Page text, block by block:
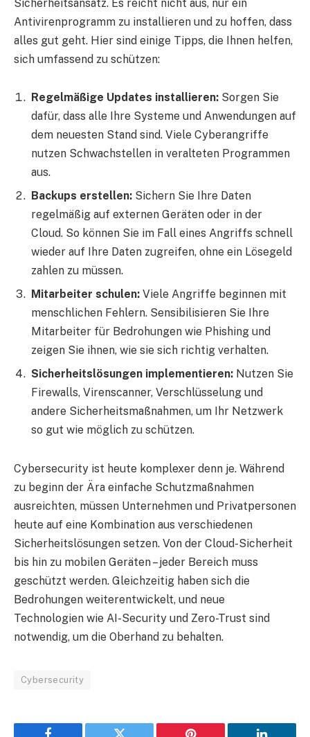
Sicherheitsansatz. Es reicht nicht aus, nur ein
Antivirenprogramm zu installieren und zu hoffen, dass
alles gut geht. Hier sind einige Tipps, die Ihnen helfen,
sich umfassend zu schützen:
Regelmäßige Updates installieren: Sorgen Sie
dafür, dass alle Ihre Systeme und Anwendungen auf
dem neuesten Stand sind. Viele Cyberangriffe
nutzen Schwachstellen in veralteten Programmen
aus.
Backups erstellen: Sichern Sie Ihre Daten
regelmäßig auf externen Geräten oder in der
Cloud. So können Sie im Fall eines Angriffs schnell
wieder auf Ihre Daten zugreifen, ohne ein Lösegeld
zahlen zu müssen.
Mitarbeiter schulen: Viele Angriffe beginnen mit
menschlichen Fehlern. Sensibilisieren Sie Ihre
Mitarbeiter für Bedrohungen wie Phishing und
zeigen Sie ihnen, wie sie sich richtig verhalten.
Sicherheitslösungen implementieren: Nutzen Sie
Firewalls, Virenscanner, Verschlüsselung und
andere Sicherheitsmaßnahmen, um Ihr Netzwerk
so gut wie möglich zu schützen.
Cybersecurity ist heute komplexer denn je. Während
zu beginn der Ära einfache Schutzmaßnahmen
ausreichten, müssen Unternehmen und Privatpersonen
heute auf eine Kombination aus verschiedenen
Sicherheitslösungen setzen. Von der Cloud-Sicherheit
bis hin zu mobilen Geräten – jeder Bereich muss
geschützt werden. Gleichzeitig haben sich die
Bedrohungen weiterentwickelt, und neue
Technologien wie AI-Security und Zero-Trust sind
notwendig, um die Oberhand zu behalten.
Cybersecurity